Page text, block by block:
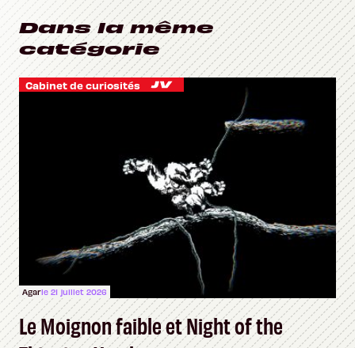
Dans la même
catégorie
Cabinet de curiosités
Agarle 21 juillet 2026
Le Moignon faible et Night of the